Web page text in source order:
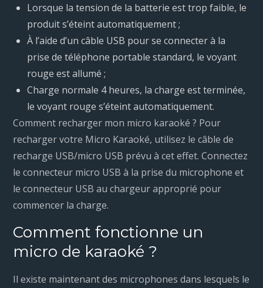
Lorsque la tension de la batterie est trop faible, le
produit s’éteint automatiquement ;
À l’aide d’un câble USB pour se connecter à la
prise de téléphone portable standard, le voyant
rouge est allumé ;
Charge normale 4 heures, la charge est terminée,
le voyant rouge s’éteint automatiquement.
Comment recharger mon micro karaoké ? Pour
recharger votre Micro Karaoké, utilisez le câble de
recharge USB/micro USB prévu à cet effet. Connectez
le connecteur micro USB à la prise du microphone et
le connecteur USB au chargeur approprié pour
commencer la charge.
Comment fonctionne un
micro de karaoké ?
Il existe maintenant des microphones dans lesquels le